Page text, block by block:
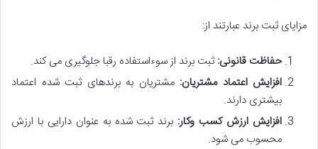
مزایای ثبت برند عبارتند از:
حفاظت قانونی:ثبت برند از سوءاستفاده رقبا جلوگیری می کند.
افزایش اعتماد مشتریان: مشتریان به برندهای ثبت شده اعتماد
بیشتری دارند.
افزایش ارزش کسب وکار: برند ثبت شده به عنوان دارایی با ارزش
محسوب می شود.